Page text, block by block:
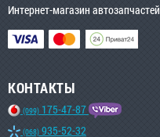
Интернет-магазин автозапчастей
КОНТАКТЫ
(099) 175-47-87
(068) 935-52-32